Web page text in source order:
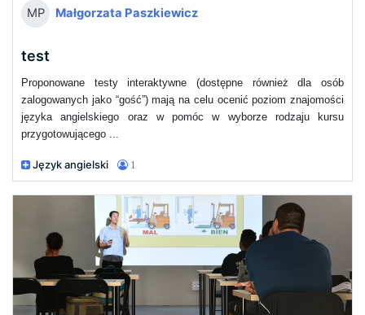
MP Małgorzata Paszkiewicz
test
Proponowane testy interaktywne (dostępne również dla osób
zalogowanych jako “gość”) mają na celu ocenić poziom znajomości
języka angielskiego oraz w pomóc w wyborze rodzaju kursu
przygotowującego ...
Język angielski 1